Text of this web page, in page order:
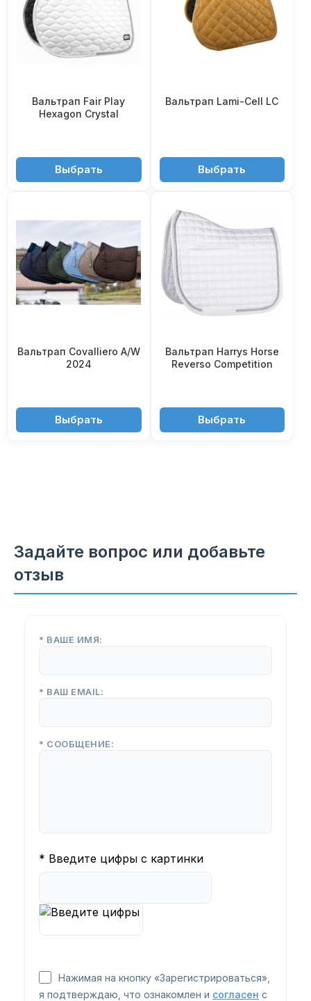
Вальтрап Fair Play
Hexagon Crystal
5'550 ₽Выбрать
Вальтрап Lami-Cell LC
5'550 ₽Выбрать
Вальтрап Covalliero A/W
2024
5'650 ₽Выбрать
Вальтрап Harrys Horse
Reverso Competition
5'950 ₽Выбрать
Задайте вопрос или добавьте
отзыв
* ВАШЕ ИМЯ:
* ВАШ EMAIL:
* СООБЩЕНИЕ:
* Введите цифры с картинки
Нажимая на кнопку «Зарегистрироваться»,
я подтверждаю, что ознакомлен и согласен с